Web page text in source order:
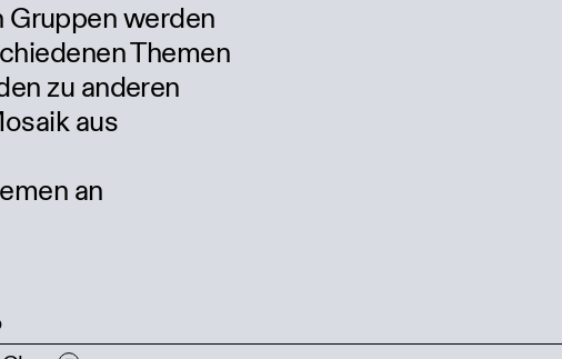
Gruppen werden
Themen
zu anderen
aus
an